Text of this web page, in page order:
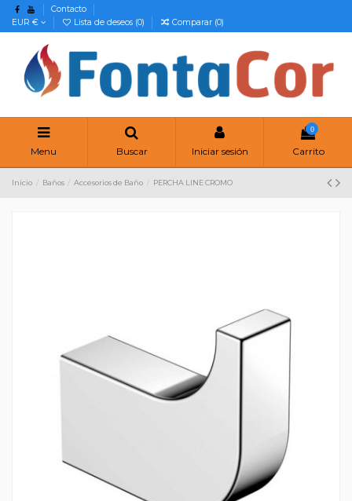
Contacto
EUR €
Lista de deseos (0) Comparar (0)
Menu Buscar Iniciar sesión
0
Carrito
Inicio Baños Accesorios de Baño PERCHA LINE CROMO